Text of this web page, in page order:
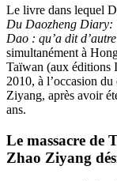
Le livre dans lequel
Du Daozheng Diary:
Dao : qu’a dit
simultanément à
Taïwan (aux
2010, à l’occasion
Ziyang, après avoir
ans.
Le massacre de
Zhao Ziyang